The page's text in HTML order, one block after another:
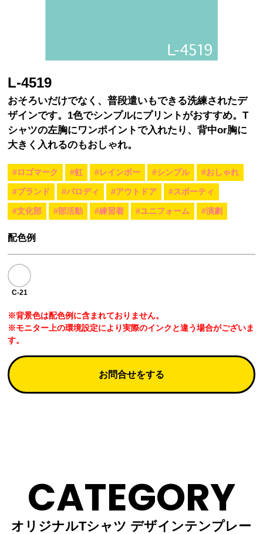
L-4519
おそろいだけでなく、普段遣いもできる洗練されたデ
ザインです。1色でシンプルにプリントがおすすめ。T
シャツの左胸にワンポイントで入れたり、背中or胸に
大きく入れるのもおしゃれ。
#ロゴマーク #虹 #レインボー #シンプル #おしゃれ
#ブランド #パロディ #アウトドア #スポーティ
#文化部 #部活動 #練習着 #ユニフォーム #演劇
配色例
C-21
※背景色は配色例に含まれておりません。
※モニター上の環境設定により実際のインクと違う場合がございま
す。
お問合せをする
CATEGORY
オリジナルTシャツ デザインテンプレー